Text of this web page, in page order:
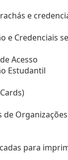
e
e Credenciais
Acesso
Estudantil
de Organizações
para